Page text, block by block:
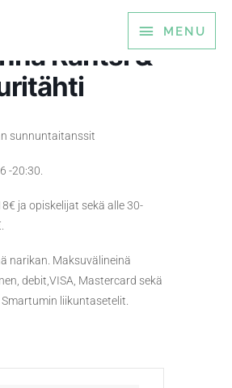
MENU
MENU
Rantsi &
sunnuntaitanssit
-20:30.
ja opiskelijat sekä alle 30-
narikan. Maksuvälineinä
debit,VISA, Mastercard sekä
liikuntasetelit.